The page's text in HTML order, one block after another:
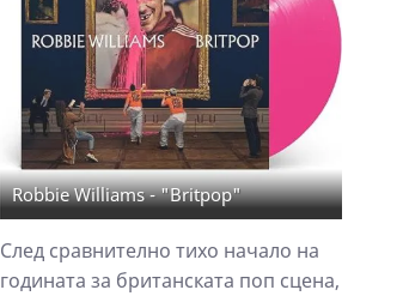
Robbie Williams - "Britpop"
След сравнително тихо начало на
годината за британската поп сцена,